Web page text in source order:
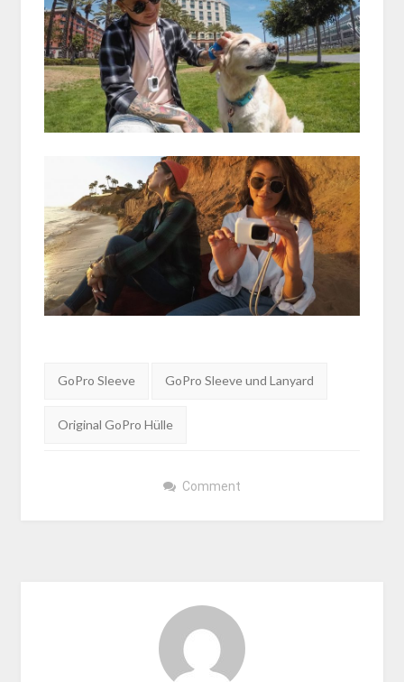
Tags:
GoPro Sleeve GoPro Sleeve und Lanyard
Original GoPro Hülle
Comment